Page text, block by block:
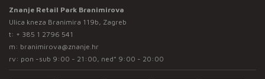
Znanje Retail Park Branimirova
Ulica kneza Branimira 119b, Zagreb
t: + 385 1 2796 541
m: branimirova@znanje.hr
rv: pon -sub 9:00 - 21:00, ned* 9:00 - 20:00